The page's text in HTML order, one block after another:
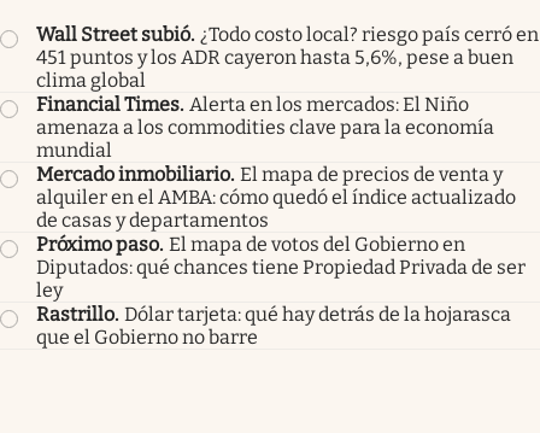
Wall Street subió. ¿Todo costo local? riesgo país cerró en
451 puntos y los ADR cayeron hasta 5,6%, pese a buen
clima global
Financial Times. Alerta en los mercados: El Niño
amenaza a los commodities clave para la economía
mundial
Mercado inmobiliario. El mapa de precios de venta y
alquiler en el AMBA: cómo quedó el índice actualizado
de casas y departamentos
Próximo paso. El mapa de votos del Gobierno en
Diputados: qué chances tiene Propiedad Privada de ser
ley
Rastrillo. Dólar tarjeta: qué hay detrás de la hojarasca
que el Gobierno no barre